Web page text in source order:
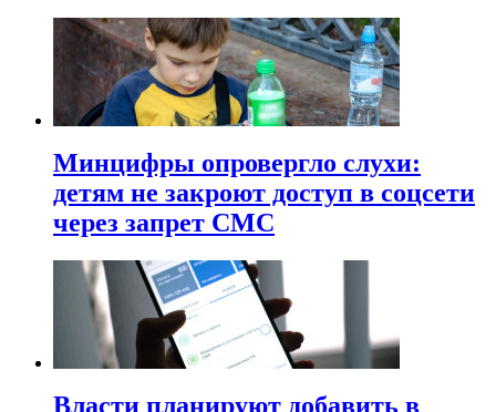
Минцифры опровергло слухи:
детям не закроют доступ в соцсети
через запрет СМС
Власти планируют добавить в